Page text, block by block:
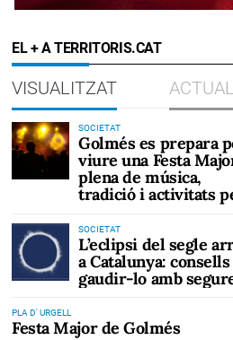
EL + A TERRITORIS.CAT
VISUALITZAT ACTUAL
SOCIETAT
Golmés es prepara
viure una Festa
plena de música,
tradició i activitats
SOCIETAT
L’eclipsi del segle
a Catalunya:
gaudir-lo amb
PLA D' URGELL
Festa Major de Golmés